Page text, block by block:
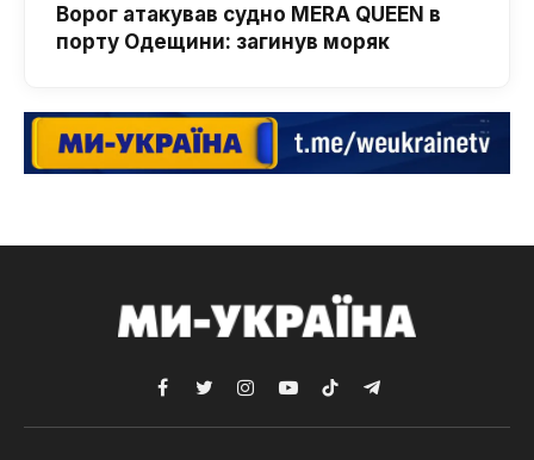
Ворог атакував судно MERA QUEEN в
порту Одещини: загинув моряк
FacebookTwitterInstagramYouTubeTikTokTelegram